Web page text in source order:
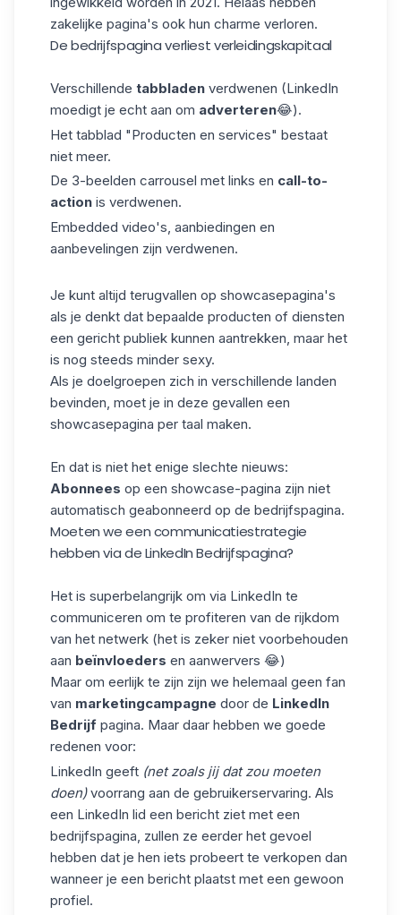
zakelijke pagina's ook hun charme verloren.
De bedrijfspagina verliest verleidingskapitaal
Verschillende tabbladen verdwenen (LinkedIn
moedigt je echt aan om adverteren😂).
Het tabblad "Producten en services" bestaat
niet meer.
De 3-beelden carrousel met links en call-to-
action is verdwenen.
Embedded video's, aanbiedingen en
aanbevelingen zijn verdwenen.
Je kunt altijd terugvallen op showcasepagina's
als je denkt dat bepaalde producten of diensten
een gericht publiek kunnen aantrekken, maar het
is nog steeds minder sexy.
Als je doelgroepen zich in verschillende landen
bevinden, moet je in deze gevallen een
showcasepagina per taal maken.
En dat is niet het enige slechte nieuws:
Abonnees op een showcase-pagina zijn niet
automatisch geabonneerd op de bedrijfspagina.
Moeten we een communicatiestrategie
hebben via de LinkedIn Bedrijfspagina?
Het is superbelangrijk om via LinkedIn te
communiceren om te profiteren van de rijkdom
van het netwerk (het is zeker niet voorbehouden
aan beïnvloeders en aanwervers 😂)
Maar om eerlijk te zijn zijn we helemaal geen fan
van marketingcampagne door de LinkedIn
Bedrijf pagina. Maar daar hebben we goede
redenen voor:
LinkedIn geeft (net zoals jij dat zou moeten
doen)voorrang aan de gebruikerservaring. Als
een LinkedIn lid een bericht ziet met een
bedrijfspagina, zullen ze eerder het gevoel
hebben dat je hen iets probeert te verkopen dan
wanneer je een bericht plaatst met een gewoon
profiel.